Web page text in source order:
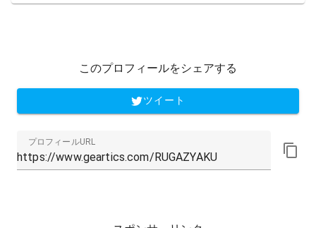
c ™Premium)
このプロフィールをシェアする
ツイート
プロフィールURL